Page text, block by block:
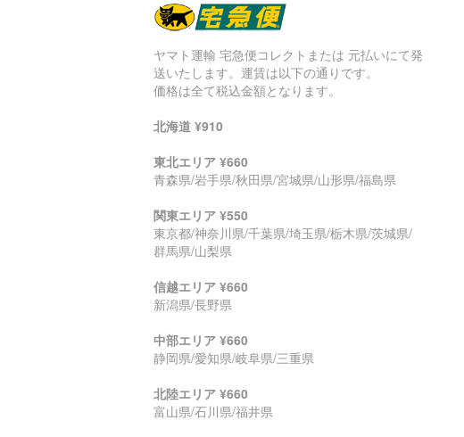
ヤマト運輸 宅急便コレクトまたは 元払いにて発
送いたします。運賃は以下の通りです。
価格は全て税込金額となります。
北海道 ¥910
東北エリア ¥660
青森県/岩手県/秋田県/宮城県/山形県/福島県
関東エリア ¥550
東京都/神奈川県/千葉県/埼玉県/栃木県/茨城県/
群馬県/山梨県
信越エリア ¥660
新潟県/長野県
中部エリア ¥660
静岡県/愛知県/岐阜県/三重県
北陸エリア ¥660
富山県/石川県/福井県